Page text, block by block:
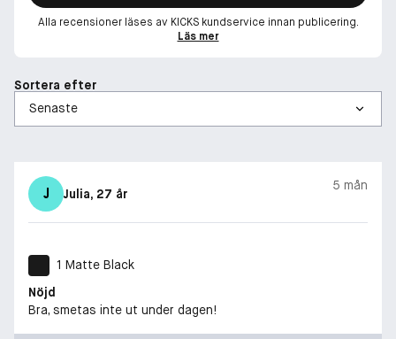
Alla recensioner läses av KICKS kundservice innan publicering.
Läs mer
Sortera efter
J Julia, 27 år
5 mån
1 Matte Black
Nöjd
Bra, smetas inte ut under dagen!